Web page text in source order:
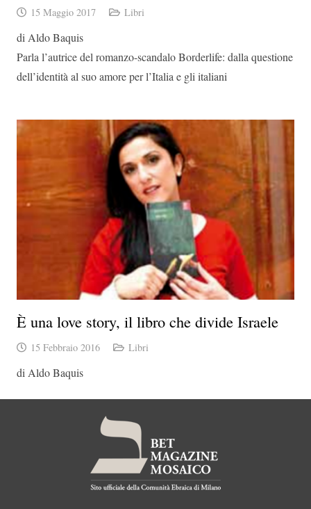
15 Maggio 2017 Libri
di Aldo Baquis
Parla l’autrice del romanzo-scandalo Borderlife: dalla questione
dell’identità al suo amore per l’Italia e gli italiani
È una love story, il libro che divide Israele
15 Febbraio 2016 Libri
di Aldo Baquis